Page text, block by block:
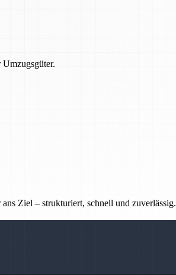
Ziel – strukturiert, schnell und zuverlässig.